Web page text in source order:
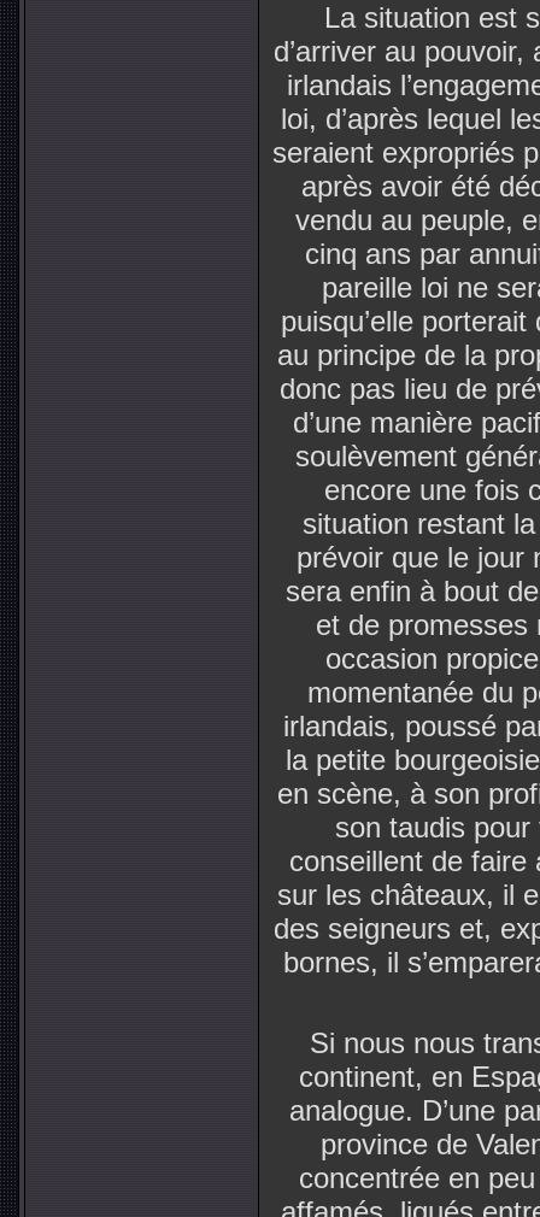
La situation est
d’arriver au
irlandais
loi, d’après lequel
seraient expropriés
après avoir été
vendu au peuple,
cinq ans par
pareille loi ne
puisqu’elle
au principe de la
donc pas lieu de
d’une manière
soulèvement
encore une fois
situation restant
prévoir que le jour
sera enfin à bout
et de promesses
occasion
momentanée du
irlandais, poussé
la petite
en scène, à son
son taudis pour
conseillent de faire
sur les châteaux, il
des seigneurs et,
bornes, il
Si nous nous
continent, en
analogue. D’une
province de
concentrée en